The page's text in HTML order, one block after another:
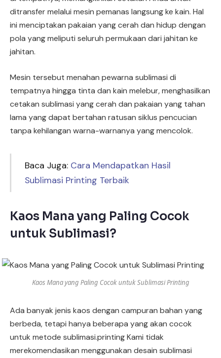
ditransfer melalui mesin pemanas langsung ke kain. Hal
ini menciptakan pakaian yang cerah dan hidup dengan
pola yang meliputi seluruh permukaan dari jahitan ke
jahitan.
Mesin tersebut menahan pewarna sublimasi di
tempatnya hingga tinta dan kain melebur, menghasilkan
cetakan sublimasi yang cerah dan pakaian yang tahan
lama yang dapat bertahan ratusan siklus pencucian
tanpa kehilangan warna-warnanya yang mencolok.
Baca Juga: Cara Mendapatkan Hasil
Sublimasi Printing Terbaik
Kaos Mana yang Paling Cocok
untuk Sublimasi?
Kaos Mana yang Paling Cocok untuk Sublimasi Printing
Ada banyak jenis kaos dengan campuran bahan yang
berbeda, tetapi hanya beberapa yang akan cocok
untuk metode sublimasi.printing Kami tidak
merekomendasikan menggunakan desain sublimasi